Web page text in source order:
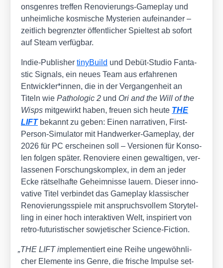
ons­gen­res tref­fen Reno­vie­rungs-Game­play und
unheim­li­che kos­mi­sche Mys­te­ri­en auf­ein­an­der –
zeit­lich begrenz­ter öffent­li­cher Spiel­test ab sofort
auf Steam ver­füg­bar.
Indie-PublishertinyBuild und Debüt-Stu­dio Fan­ta­
stic Signals, ein neu­es Team aus erfah­re­nen
Entwickler*innen, die in der Ver­gan­gen­heit an
Titeln wiePatho­lo­gic 2 und Ori and the Will of the
Wisps mit­ge­wirkt haben, freu­en sich heu­te THE
LIFTbekannt zu geben: Einen nar­ra­ti­ven, First-
Per­son-Simu­la­tor mit Hand­wer­ker-Game­play, der
2026 für PC erschei­nen soll – Ver­sio­nen für Kon­so­
len fol­gen spä­ter. Reno­vie­re einen gewal­ti­gen, ver­
las­se­nen For­schungs­kom­plex, in dem an jeder
Ecke rät­sel­haf­te Geheim­nis­se lau­ern. Die­ser inno­
va­ti­ve Titel ver­bin­det das Game­play klas­si­scher
Reno­vie­rungs­spie­le mit anspruchs­vol­lem Sto­rytel­
ling in einer hoch inter­ak­ti­ven Welt, inspi­riert von
retro-futu­ris­ti­scher sowje­ti­scher Sci­ence-Fic­tion.
„THE LIFT imple­men­tiert eine Rei­he unge­wöhn­li­
cher Ele­men­te ins Gen­re, die fri­sche Impul­se set­